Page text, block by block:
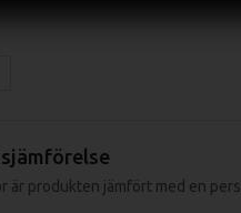
är produkten jämfört med en